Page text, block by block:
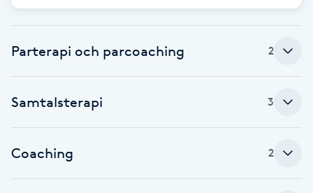
Babylights
Bambumassage
Barnklippning
Parterapi och parcoaching 2
Samtalsterapi 3
Coaching 2